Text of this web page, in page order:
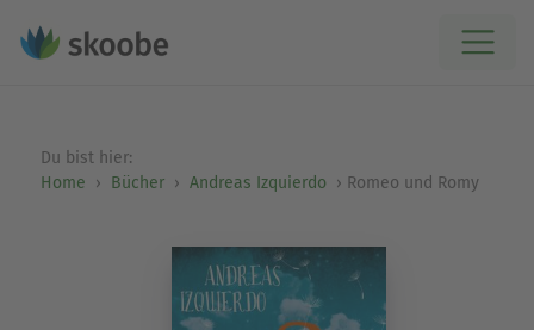
Du bist hier:
Home
Bücher Andreas Izquierdo Romeo und Romy